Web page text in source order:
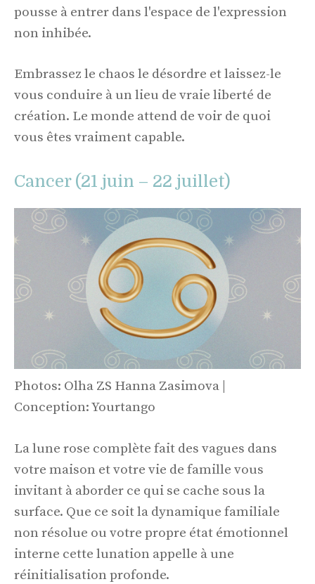
pousse à entrer dans l'espace de l'expression
non inhibée.
Embrassez le chaos le désordre et laissez-le
vous conduire à un lieu de vraie liberté de
création. Le monde attend de voir de quoi
vous êtes vraiment capable.
Cancer (21 juin – 22 juillet)
Photos: Olha ZS Hanna Zasimova |
Conception: Yourtango
La lune rose complète fait des vagues dans
votre maison et votre vie de famille vous
invitant à aborder ce qui se cache sous la
surface. Que ce soit la dynamique familiale
non résolue ou votre propre état émotionnel
interne cette lunation appelle à une
réinitialisation profonde.